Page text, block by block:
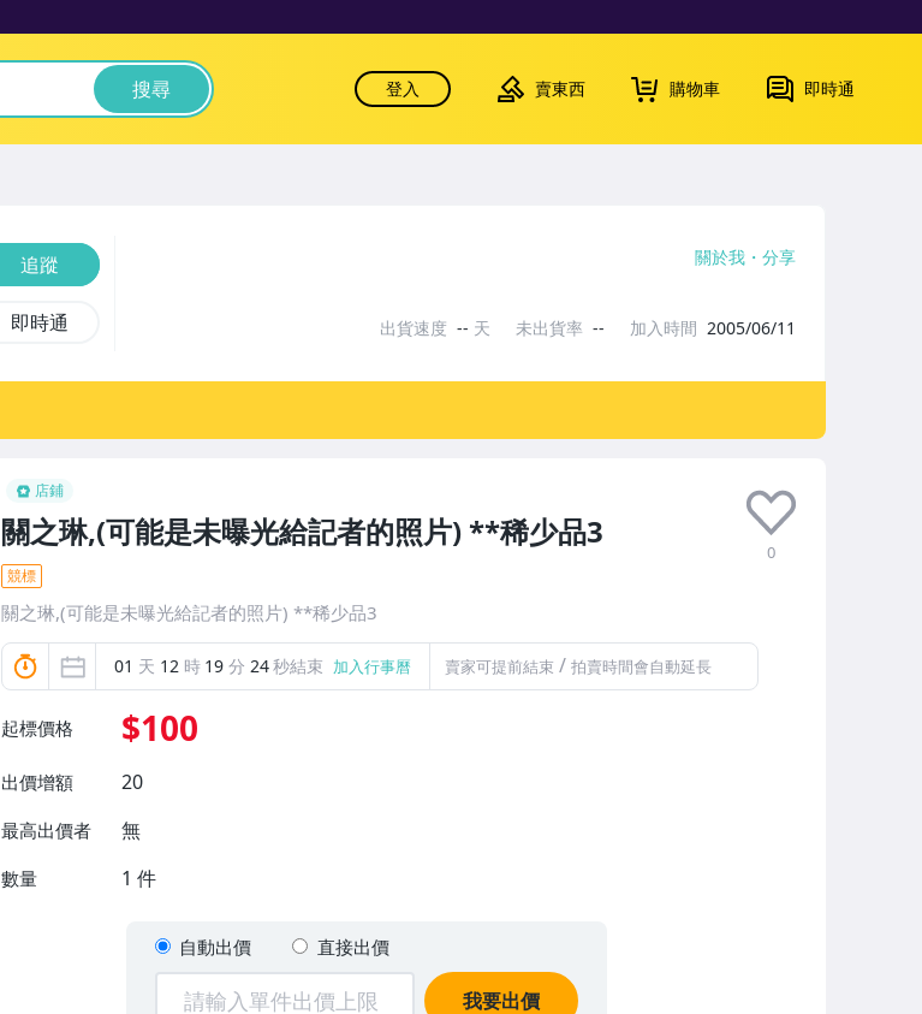
搜尋 登入 賣東西 購物車 即時通
店鋪
關之琳,(可能是未曝光給記者的照片) **稀少品3
0
競標
關之琳,(可能是未曝光給記者的照片) **稀少品3
01 天 12 時 19 分 23秒結束 加入行事曆 賣家可提前結束 / 拍賣時間會自動延長
起標價格 $100
出價增額 20
最高出價者 無
數量 1 件
自動出價 直接出價
我要出價
追蹤
即時通
關於我 分享
出貨速度 -- 天 未出貨率 -- 加入時間 2005/06/11